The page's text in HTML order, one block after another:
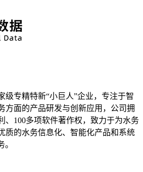
级专精特新“小巨人”企业，专注于智
方面的产品研发与创新应用，公司拥
、100多项软件著作权，致力于为水务
质的水务信息化、智能化产品和系统